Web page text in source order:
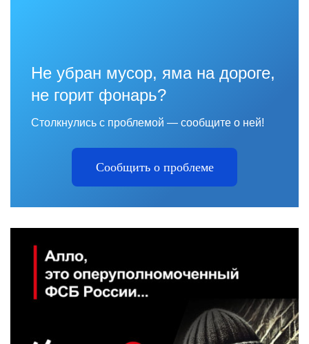
Не убран мусор, яма на дороге,
не горит фонарь?
Столкнулись с проблемой — сообщите о ней!
Сообщить о проблеме